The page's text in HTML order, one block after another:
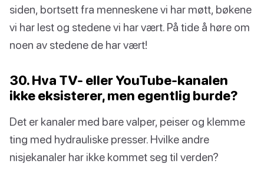
siden, bortsett fra menneskene vi har møtt, bøkene
vi har lest og stedene vi har vært. På tide å høre om
noen av stedene de har vært!
30. Hva TV- eller YouTube-kanalen
ikke eksisterer, men egentlig burde?
Det er kanaler med bare valper, peiser og klemme
ting med hydrauliske presser. Hvilke andre
nisjekanaler har ikke kommet seg til verden?